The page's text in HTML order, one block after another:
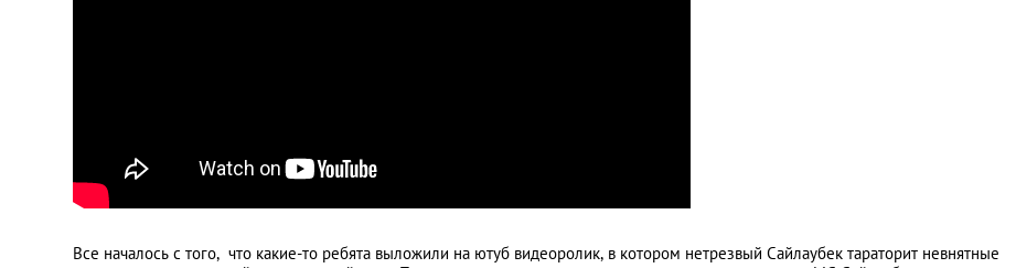
Все началось с того, что какие-то ребята выложили на ютуб видеоролик, в котором нетрезвый Сайлаубек тараторит невнятные